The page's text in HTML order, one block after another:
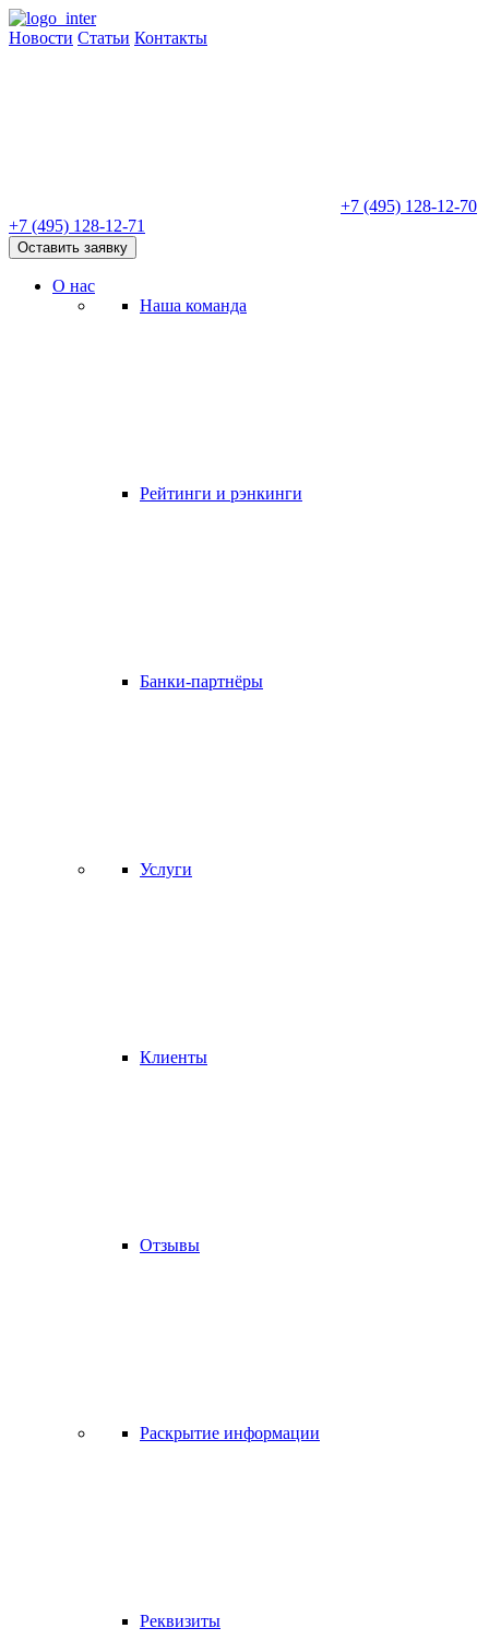
Новости Статьи Контакты
+7 (495) 128-12-70
+7 (495) 128-12-71
Оставить заявку
О нас
Наша команда
Рейтинги и рэнкинги
Банки-партнёры
Услуги
Клиенты
Отзывы
Раскрытие информации
Реквизиты